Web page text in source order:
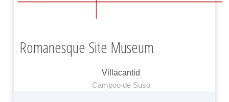
Romanesque Site Museum
Villacantid
Campoo de Suso